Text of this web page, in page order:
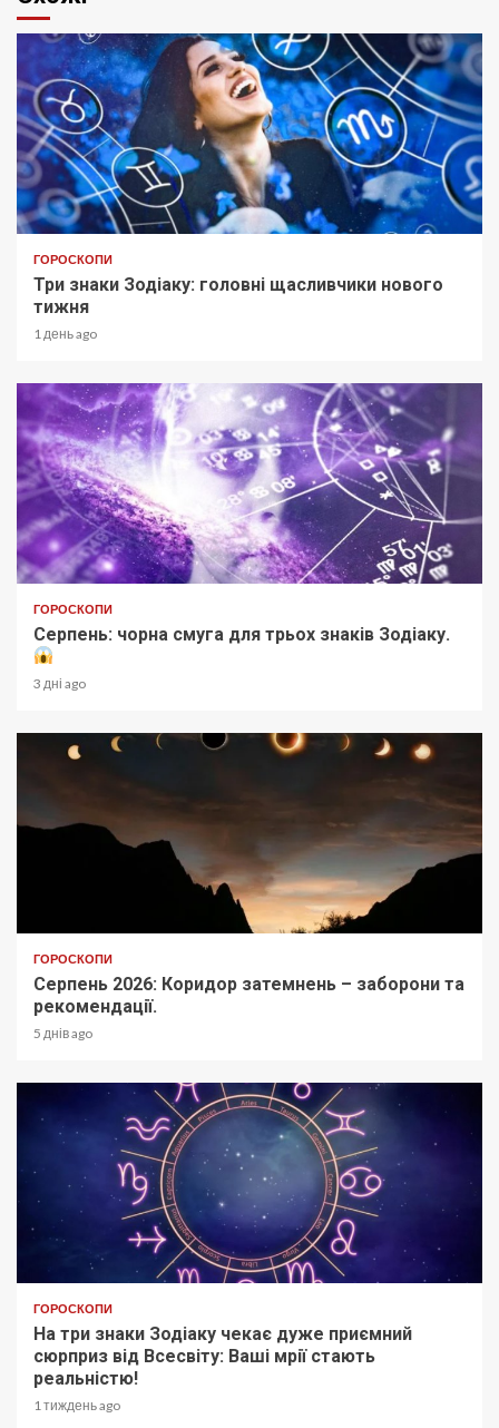
ГОРОСКОПИ
Три знаки Зодіаку: головні щасливчики нового
тижня
1 день ago
ГОРОСКОПИ
Серпень: чорна смуга для трьох знаків Зодіаку.
3 дні ago
ГОРОСКОПИ
Серпень 2026: Коридор затемнень – заборони та
рекомендації.
5 днів ago
ГОРОСКОПИ
На три знаки Зодіаку чекає дуже приємний
сюрприз від Всесвіту: Ваші мрії стають
реальністю!
1 тиждень ago